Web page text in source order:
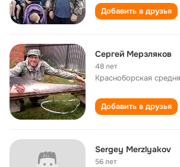
Добавить в друзья
Сергей Мерзляков
48 лет
Красноборская
Добавить в друзья
Sergey Merzlyakov
56 лет